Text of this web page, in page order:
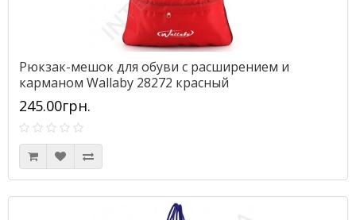
Рюкзак-мешок для обуви с расширением и
карманом Wallaby 28272 красный
245.00грн.